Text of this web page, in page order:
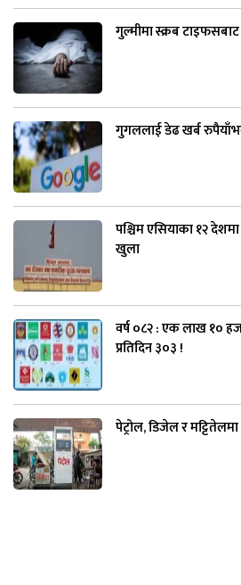
गुल्मीमा स्क्रब
गुगललाई डेढ खर्ब
पश्चिम एसियाका १२
खुला
वर्ष ०८२ : एक लाख १०
प्रतिदिन ३०३ !
पेट्रोल, डिजेल र